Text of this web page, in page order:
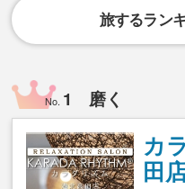
旅するラン
No. 1 磨く
カ
田